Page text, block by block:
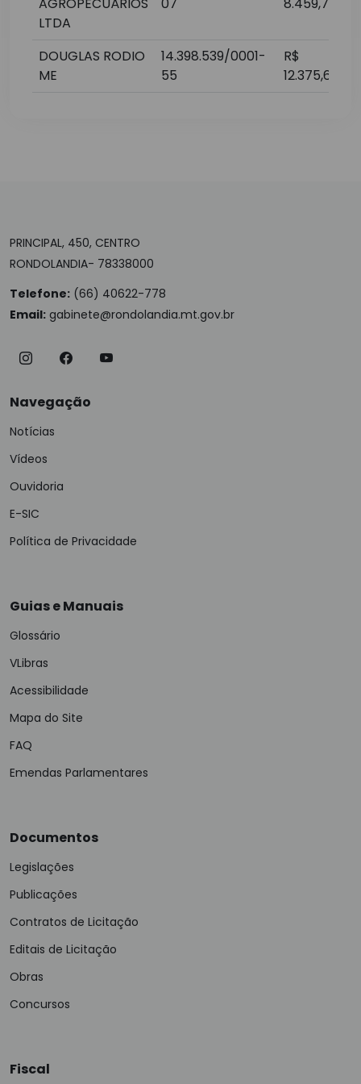
LTDA
DOUGLAS RODIO
ME
14.398.539/0001-
55
R$
12.375,65
PRINCIPAL, 450, CENTRO
RONDOLANDIA- 78338000
Telefone: (66) 40622-778
Email: gabinete@rondolandia.mt.gov.br
Navegação
Notícias
Vídeos
Ouvidoria
E-SIC
Política de Privacidade
Guias e Manuais
Glossário
VLibras
Acessibilidade
Mapa do Site
FAQ
Emendas Parlamentares
Documentos
Legislações
Publicações
Contratos de Licitação
Editais de Licitação
Obras
Concursos
Fiscal